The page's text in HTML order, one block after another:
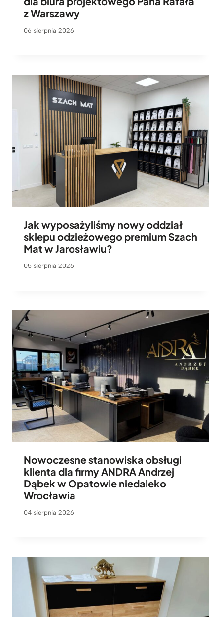
z Warszawy
06 sierpnia 2026
Jak wyposażyliśmy nowy oddział
sklepu odzieżowego premium Szach
Mat w Jarosławiu?
05 sierpnia 2026
Nowoczesne stanowiska obsługi
klienta dla firmy ANDRA Andrzej
Dąbek w Opatowie niedaleko
Wrocławia
04 sierpnia 2026